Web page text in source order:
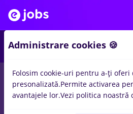
locuri de muncaferma, Part time in
Administrare cookies 🍪
Folosim cookie-uri pentru a-ți oferi
presonalizată.Permite activarea
avantajele lor.Vezi politica noastră